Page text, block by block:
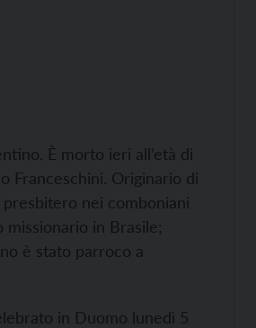
È morto ieri all’età di
Franceschini. Originario di
nei comboniani
missionario in Brasile;
è stato parroco a
in Duomo lunedì 5